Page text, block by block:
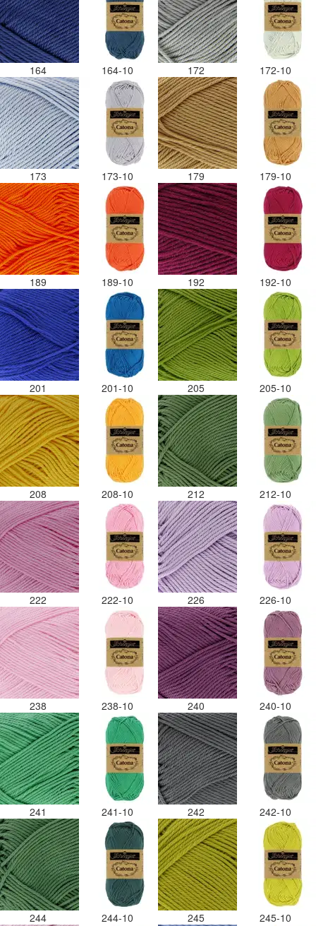
164 164-10 172 172-10
173 173-10 179 179-10
189 189-10 192 192-10
201 201-10 205 205-10
208 208-10 212 212-10
222 222-10 226 226-10
238 238-10 240 240-10
241 241-10 242 242-10
244 244-10 245 245-10